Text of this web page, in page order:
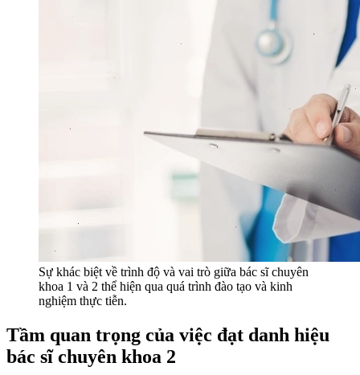
Sự khác biệt về trình độ và vai trò giữa bác sĩ chuyên
khoa 1 và 2 thể hiện qua quá trình đào tạo và kinh
nghiệm thực tiễn.
Tầm quan trọng của việc đạt danh hiệu
bác sĩ chuyên khoa 2